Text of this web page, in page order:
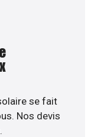
se fait
Nos devis